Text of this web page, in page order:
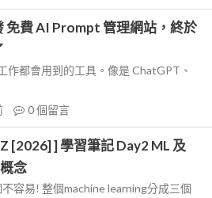
免費 AI Prompt 管理網站，終於
作都會用到的工具。像是 ChatGPT、
0個留言
[2026] ] 學習筆記 Day2 ML 及
念
容易! 整個machine learning分成三個